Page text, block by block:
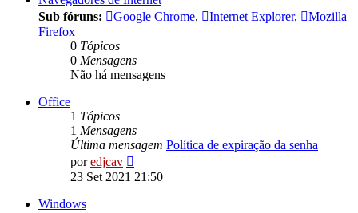
Sub fóruns:
Google Chrome, Internet Explorer,
Mozilla
Firefox
0 Tópicos
0 Mensagens
Não há mensagens
Office
1 Tópicos
1 Mensagens
Última mensagem Política de expiração da senha
poredjcav
última
23 Set 2021 21:50
Windows